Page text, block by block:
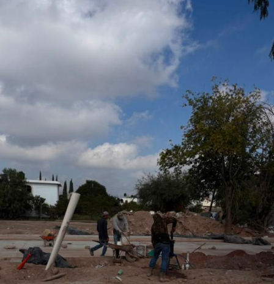
de los eventos de mayor relevancia y afluencia en
o que permitirá fortalecer la promoción turística y cultural
del municipio.
Por último, la presidenta concejal invitó a las y los
asistentes a visitar el stand de Villa de Pozos y conocer
la oferta que tiene el municipio, entre la que destacan su
gastronomía y sus tradiciones, como la emblemática
Procesión de los Cristos, una de las celebraciones que
forman parte de su identidad cultural.